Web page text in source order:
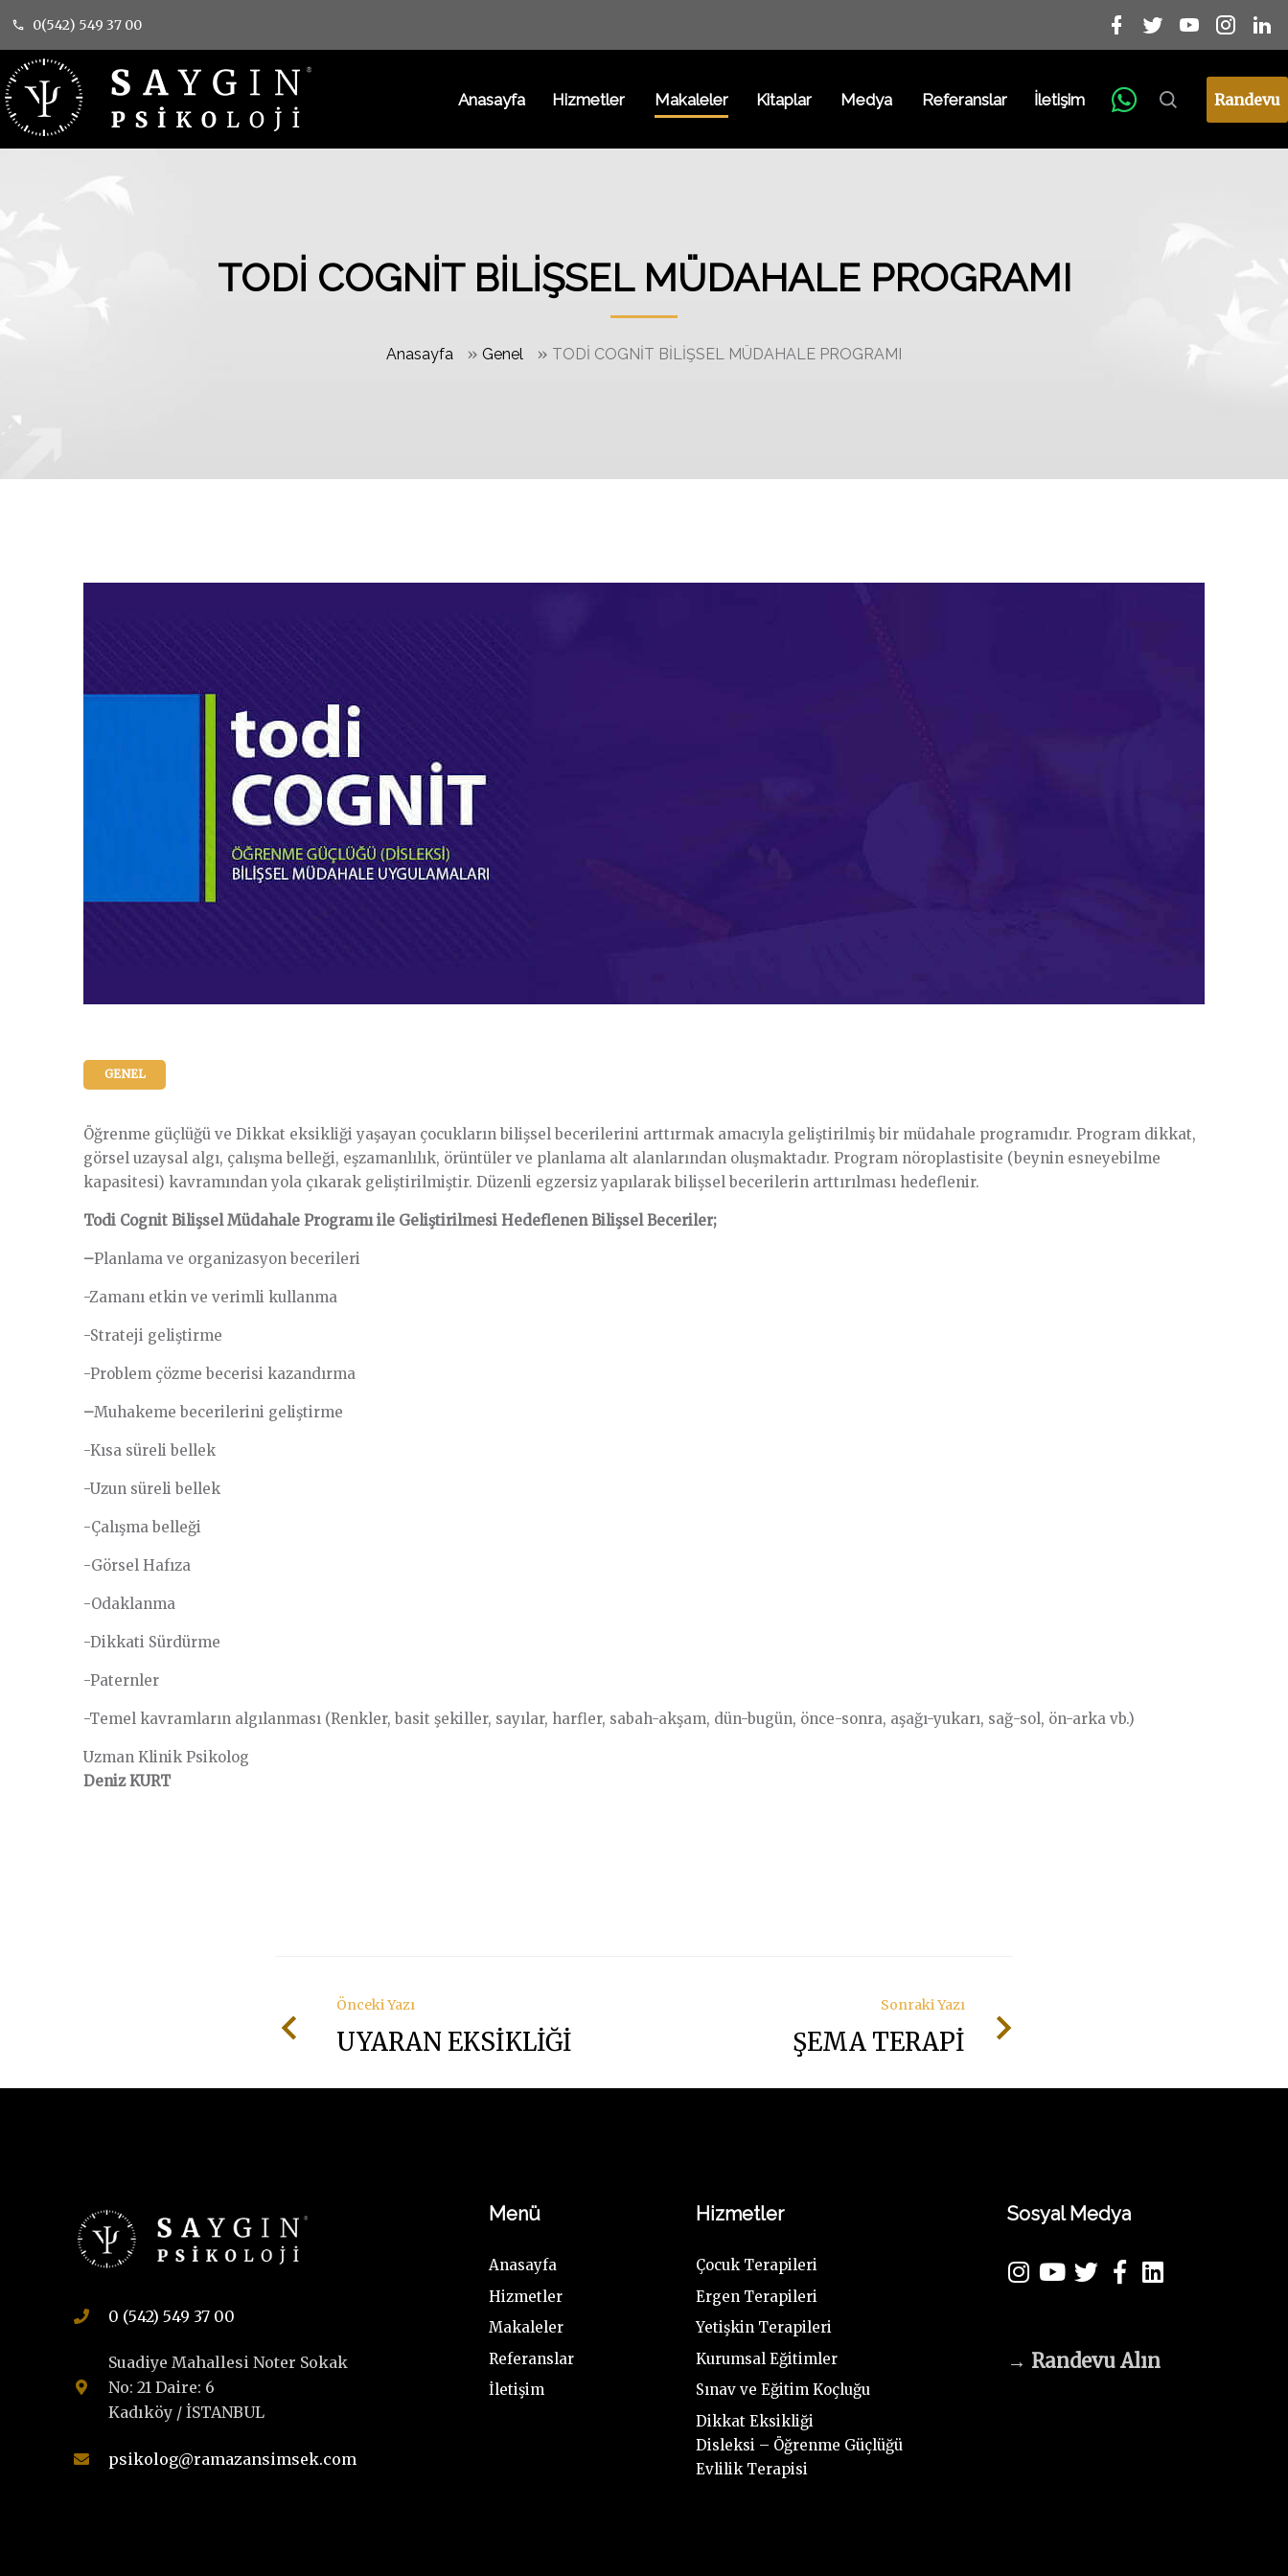
0(542) 549 37 00
Anasayfa Hizmetler Makaleler Kitaplar Medya Referanslar İletişim Randevu
TODİ COGNİT BİLİŞSEL MÜDAHALE PROGRAMI
Anasayfa » Genel » TODİ COGNİT BİLİŞSEL MÜDAHALE PROGRAMI
GENEL
Öğrenme güçlüğü ve Dikkat eksikliği yaşayan çocukların bilişsel becerilerini arttırmak amacıyla geliştirilmiş bir müdahale programıdır. Program dikkat,
görsel uzaysal algı, çalışma belleği, eşzamanlılık, örüntüler ve planlama alt alanlarından oluşmaktadır. Program nöroplastisite (beynin esneyebilme
kapasitesi) kavramından yola çıkarak geliştirilmiştir. Düzenli egzersiz yapılarak bilişsel becerilerin arttırılması hedeflenir.
Todi Cognit Bilişsel Müdahale Programı ile Geliştirilmesi Hedeflenen Bilişsel Beceriler;
–Planlama ve organizasyon becerileri
-Zamanı etkin ve verimli kullanma
-Strateji geliştirme
-Problem çözme becerisi kazandırma
–Muhakeme becerilerini geliştirme
-Kısa süreli bellek
-Uzun süreli bellek
-Çalışma belleği
-Görsel Hafıza
-Odaklanma
-Dikkati Sürdürme
-Paternler
-Temel kavramların algılanması (Renkler, basit şekiller, sayılar, harfler, sabah-akşam, dün-bugün, önce-sonra, aşağı-yukarı, sağ-sol, ön-arka vb.)
Uzman Klinik Psikolog
Deniz KURT
Önceki Yazı
UYARAN EKSİKLİĞİ
Sonraki Yazı
ŞEMA TERAPİ
0 (542) 549 37 00
Suadiye Mahallesi Noter Sokak
No: 21 Daire: 6
Kadıköy / İSTANBUL
psikolog@ramazansimsek.com
Menü
Anasayfa
Hizmetler
Makaleler
Referanslar
İletişim
Hizmetler
Çocuk Terapileri
Ergen Terapileri
Yetişkin Terapileri
Kurumsal Eğitimler
Sınav ve Eğitim Koçluğu
Dikkat Eksikliği
Disleksi – Öğrenme Güçlüğü
Evlilik Terapisi
Sosyal Medya
→ Randevu Alın